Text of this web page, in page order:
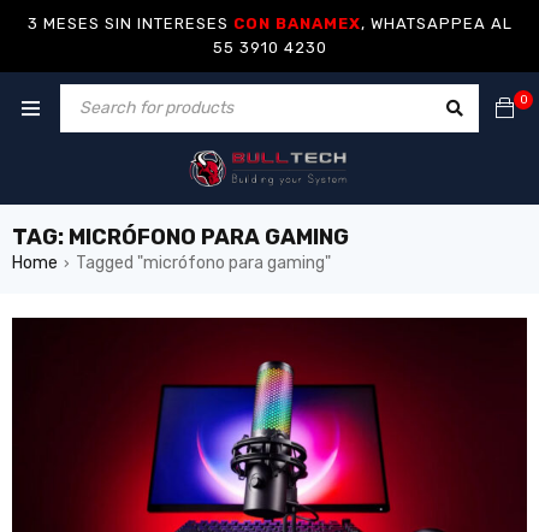
3 MESES SIN INTERESES CON BANAMEX, WHATSAPPEA AL
55 3910 4230
0
TAG: MICRÓFONO PARA GAMING
Home › Tagged "micrófono para gaming"